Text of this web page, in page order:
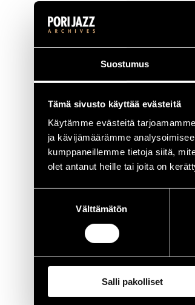
Suostumus
Tämä sivusto käyttää evästeitä
Käytämme evästeitä
ja kävijämäärämme
kumppaneillemme tietoja siitä,
olet antanut heille tai joita on
Välttämätön
Salli pakolliset